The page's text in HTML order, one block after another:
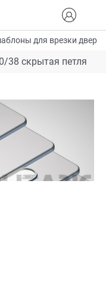
для врезки
38 скрытая петля